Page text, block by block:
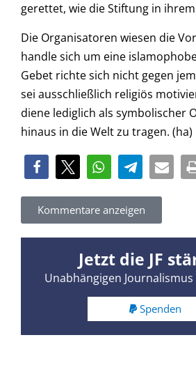
gerettet, wie die Stiftung in
Die Organisatoren wiesen die
handle sich um eine
Gebet richte sich nicht gegen
sei ausschließlich religiös
diene lediglich als symbolischer
hinaus in die Welt zu tragen. (ha)
Kommentare anzeigen
Jetzt die JF
Unabhängigen
Spenden